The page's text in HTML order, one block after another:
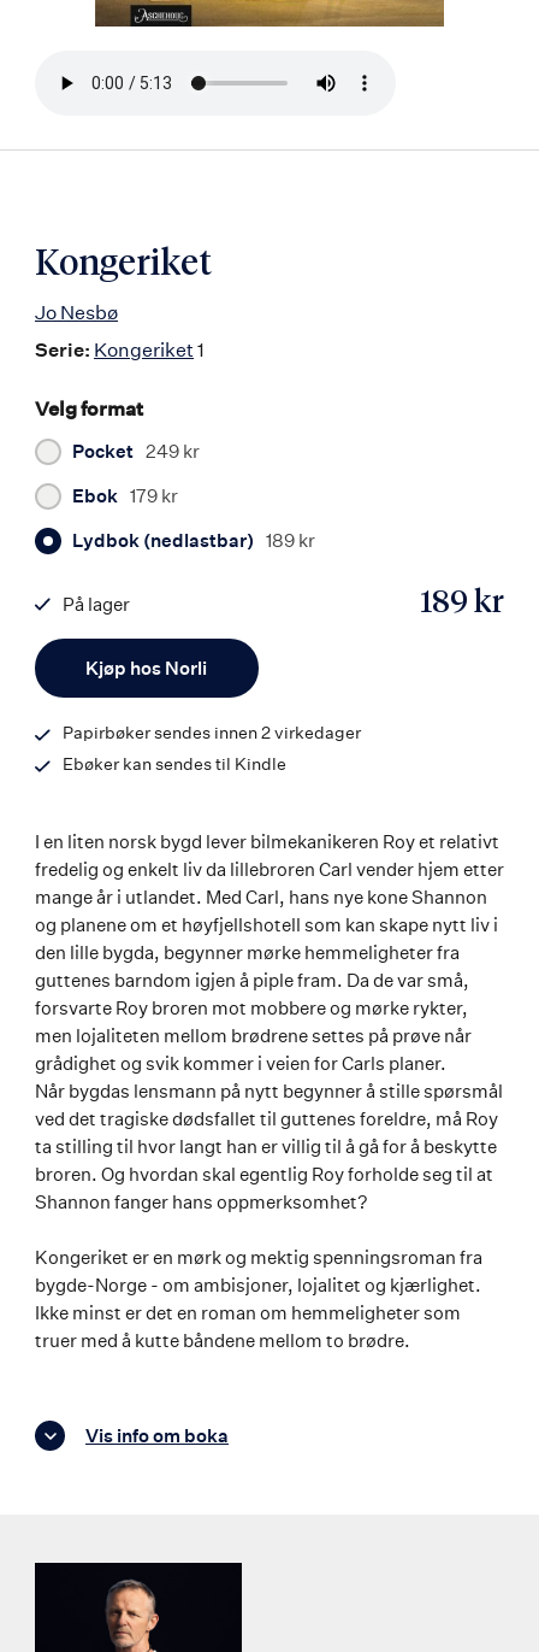
Bla
Kongeriket
Jo Nesbø
Serie: Kongeriket1
Velg format
Pocket 249 kr
Ebok 179 kr
Lydbok (nedlastbar) 189 kr
Kjøp hos Norli
189 kr
På lager
9788203365270
Papirbøker sendes innen 2 virkedager
Ebøker kan sendes til Kindle
I en liten norsk bygd lever bilmekanikeren Roy et relativt
fredelig og enkelt liv da lillebroren Carl vender hjem etter
mange år i utlandet. Med Carl, hans nye kone Shannon
og planene om et høyfjellshotell som kan skape nytt liv i
den lille bygda, begynner mørke hemmeligheter fra
guttenes barndom igjen å piple fram. Da de var små,
forsvarte Roy broren mot mobbere og mørke rykter,
men lojaliteten mellom brødrene settes på prøve når
grådighet og svik kommer i veien for Carls planer.
Når bygdas lensmann på nytt begynner å stille spørsmål
ved det tragiske dødsfallet til guttenes foreldre, må Roy
ta stilling til hvor langt han er villig til å gå for å beskytte
broren. Og hvordan skal egentlig Roy forholde seg til at
Shannon fanger hans oppmerksomhet?
Kongeriket er en mørk og mektig spenningsroman fra
bygde-Norge - om ambisjoner, lojalitet og kjærlighet.
Ikke minst er det en roman om hemmeligheter som
truer med å kutte båndene mellom to brødre.
Vis info om boka